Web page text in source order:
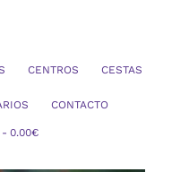
CENTROS CESTAS
CONTACTO
0.00€